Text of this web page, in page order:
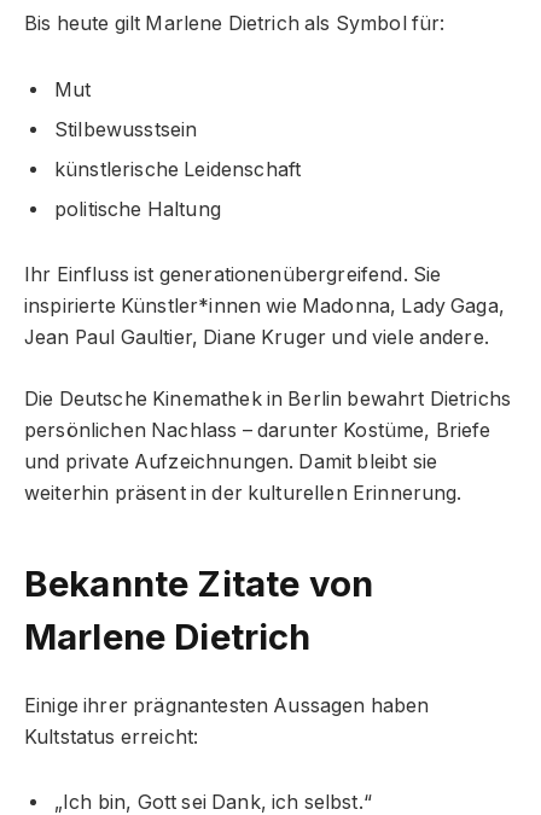
Bis heute gilt Marlene Dietrich als Symbol für:
Mut
Stilbewusstsein
künstlerische Leidenschaft
politische Haltung
Ihr Einfluss ist generationenübergreifend. Sie
inspirierte Künstler*innen wie Madonna, Lady Gaga,
Jean Paul Gaultier, Diane Kruger und viele andere.
Die Deutsche Kinemathek in Berlin bewahrt Dietrichs
persönlichen Nachlass – darunter Kostüme, Briefe
und private Aufzeichnungen. Damit bleibt sie
weiterhin präsent in der kulturellen Erinnerung.
Bekannte Zitate von
Marlene Dietrich
Einige ihrer prägnantesten Aussagen haben
Kultstatus erreicht:
„Ich bin, Gott sei Dank, ich selbst.“